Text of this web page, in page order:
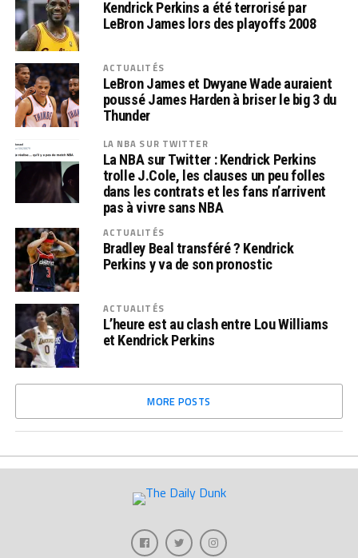
Kendrick Perkins a été terrorisé par
LeBron James lors des playoffs 2008
ACTUALITÉS
LeBron James et Dwyane Wade auraient
poussé James Harden à briser le big 3 du
Thunder
LA NBA SUR TWITTER
La NBA sur Twitter : Kendrick Perkins
trolle J.Cole, les clauses un peu folles
dans les contrats et les fans n’arrivent
pas à vivre sans NBA
ACTUALITÉS
Bradley Beal transféré ? Kendrick
Perkins y va de son pronostic
ACTUALITÉS
L’heure est au clash entre Lou Williams
et Kendrick Perkins
MORE POSTS